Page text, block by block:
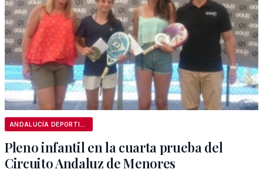
Pleno infantil en la cuarta prueba del
Circuito Andaluz de Menores